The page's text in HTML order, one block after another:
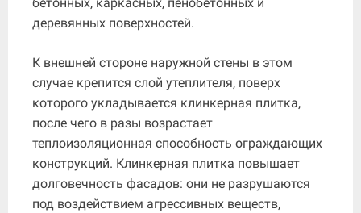
бетонных, каркасных, пенобетонных и
деревянных поверхностей.
К внешней стороне наружной стены в этом
случае крепится слой утеплителя, поверх
которого укладывается клинкерная плитка,
после чего в разы возрастает
теплоизоляционная способность ограждающих
конструкций. Клинкерная плитка повышает
долговечность фасадов: они не разрушаются
под воздействием агрессивных веществ,